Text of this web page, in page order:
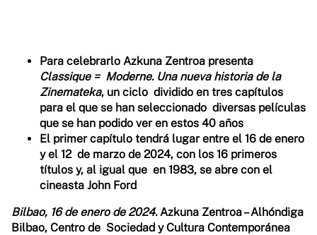
Para celebrarlo Azkuna Zentroa presenta
Classique = Moderne. Una nueva historia de la
Zinemateka, un ciclo dividido en tres capítulos
para el que se han seleccionado diversas películas
que se han podido ver en estos 40 años
El primer capítulo tendrá lugar entre el 16 de enero
y el 12 de marzo de 2024, con los 16 primeros
títulos y, al igual que en 1983, se abre con el
cineasta John Ford
Bilbao, 16 de enero de 2024.Azkuna Zentroa – Alhóndiga
Bilbao, Centro de Sociedad y Cultura Contemporánea